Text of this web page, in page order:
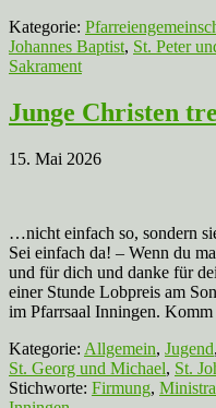
Kategorie:
Johannes Baptist, St. Peter
Sakrament
Junge Christen
15. Mai 2026
…nicht einfach so, sondern
Sei einfach da! – Wenn du
und für dich und danke für
einer Stunde Lobpreis am
im Pfarrsaal Inningen.
Kategorie: Allgemein, Jugend,
St. Georg und Michael, St.
Stichworte: Firmung,